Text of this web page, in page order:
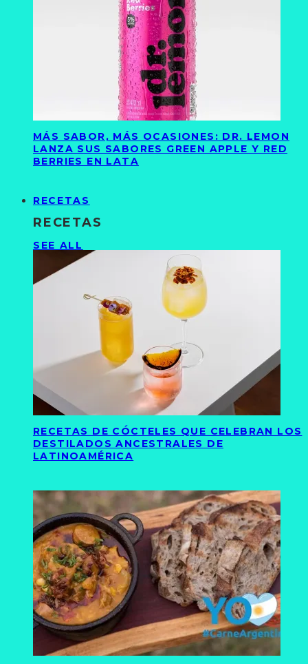
MÁS SABOR, MÁS OCASIONES: DR. LEMON
LANZA SUS SABORES GREEN APPLE Y RED
BERRIES EN LATA
RECETAS
RECETAS
SEE ALL
RECETAS DE CÓCTELES QUE CELEBRAN LOS
DESTILADOS ANCESTRALES DE
LATINOAMÉRICA